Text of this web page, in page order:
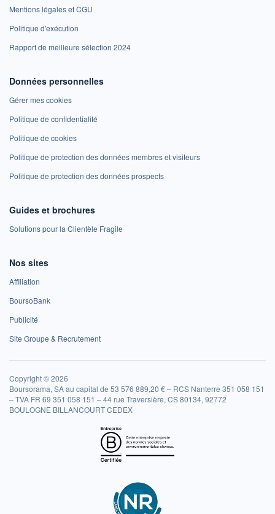
Mentions légales et CGU
Politique d'exécution
Rapport de meilleure sélection 2024
Données personnelles
Gérer mes cookies
Politique de confidentialité
Politique de cookies
Politique de protection des données membres et visiteurs
Politique de protection des données prospects
Guides et brochures
Solutions pour la Clientèle Fragile
Nos sites
Affiliation
BoursoBank
Publicité
Site Groupe & Recrutement
Copyright © 2026
Boursorama, SA au capital de 53 576 889,20 € – RCS Nanterre 351 058 151
– TVA FR 69 351 058 151 – 44 rue Traversière, CS 80134, 92772
BOULOGNE BILLANCOURT CEDEX